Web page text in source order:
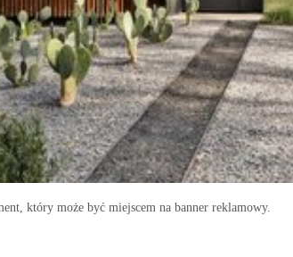
który może być miejscem na banner reklamowy.